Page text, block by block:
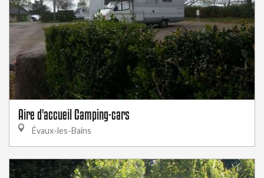
Aire d'accueil Camping-cars
Évaux-les-Bains